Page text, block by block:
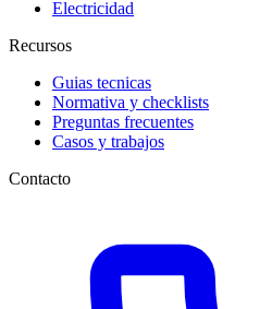
Electricidad
Recursos
Guias tecnicas
Normativa y checklists
Preguntas frecuentes
Casos y trabajos
Contacto